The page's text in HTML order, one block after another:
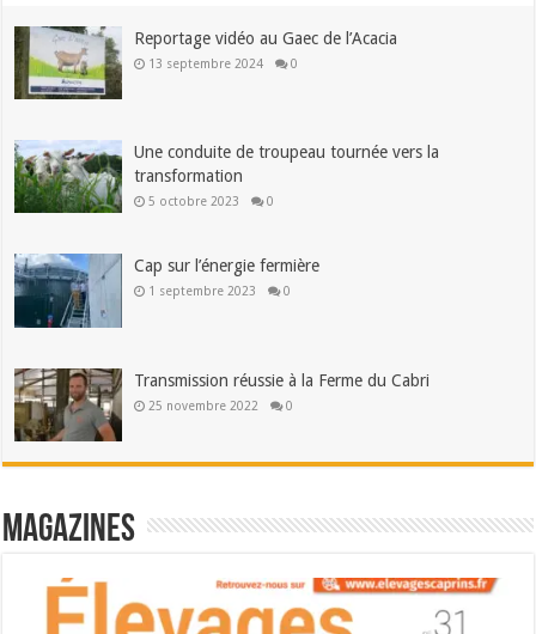
Reportage vidéo au Gaec de l’Acacia
13 septembre 2024 0
Une conduite de troupeau tournée vers la
transformation
5 octobre 2023 0
Cap sur l’énergie fermière
1 septembre 2023 0
Transmission réussie à la Ferme du Cabri
25 novembre 2022 0
Magazines